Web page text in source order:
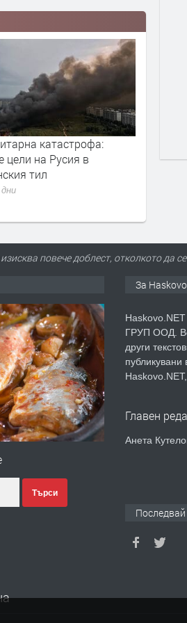
катастрофа:
цели на Русия в
тил
повече доблест, отколкото
Търси
За
ГРУП ООД.
други
публикувани
Главен
Анета
Последвай